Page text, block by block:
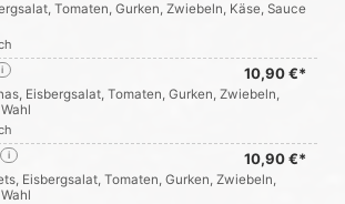
Tomaten, Gurken, Zwiebeln, Käse, Sauce
10,90 €*
i
Eisbergsalat, Tomaten, Gurken, Zwiebeln,
10,90 €*
i
Eisbergsalat, Tomaten, Gurken, Zwiebeln,